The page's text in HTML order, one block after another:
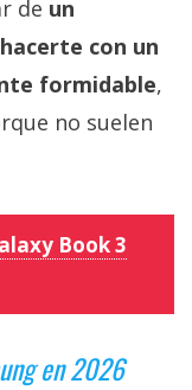
de un
con un
formidable,
no suelen
Book 3
en 2026